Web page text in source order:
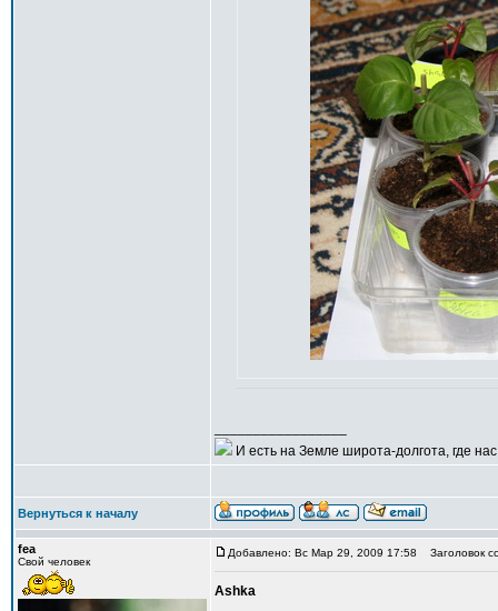
И есть на Земле широта-долгота, где
Вернуться к началу
fea
Свой человек
Добавлено: Вс Мар 29, 2009 17:58 Заголовок
Ashka